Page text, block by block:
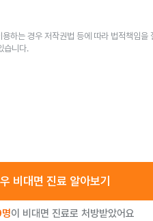
하는 경우 저작권법 등에 따라 법적책임을
습니다.
비대면 진료 알아보기
이 비대면 진료로 처방받았어요